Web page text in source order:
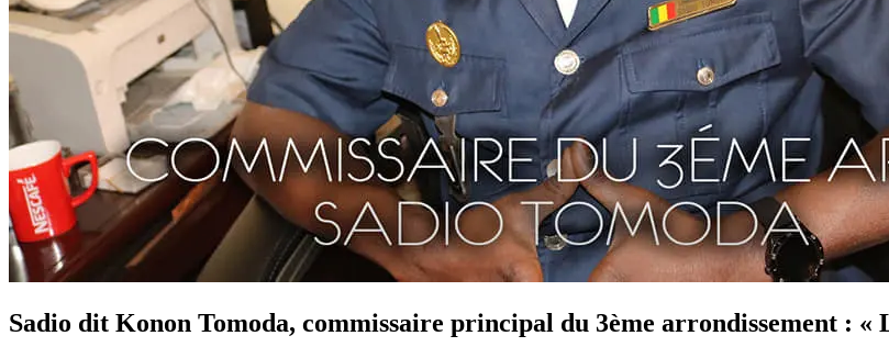
Sadio dit Konon Tomoda, commissaire principal du 3ème arrondissement : «